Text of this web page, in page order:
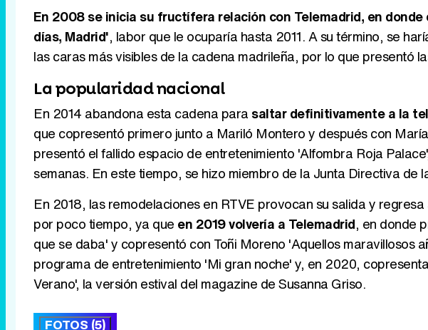
En 2008 se inicia su fructífera relación con Telemadrid, en
días, Madrid', labor que le ocuparía hasta 2011. A su término, se
las caras más visibles de la cadena madrileña, por lo que presentó
La popularidad nacional
En 2014 abandona esta cadena para saltar definitivamente a la
que copresentó primero junto a Mariló Montero y después con
presentó el fallido espacio de entretenimiento 'Alfombra Roja
semanas. En este tiempo, se hizo miembro de la Junta Directiva de
En 2018, las remodelaciones en RTVE provocan su salida y
por poco tiempo, ya que en 2019 volvería a Telemadrid, en donde
que se daba' y copresentó con Toñi Moreno 'Aquellos maravillosos
programa de entretenimiento 'Mi gran noche' y, en 2020,
Verano', la versión estival del magazine de Susanna Griso.
FOTOS (5)